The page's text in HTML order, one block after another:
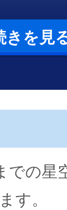
きを見
での星
す。